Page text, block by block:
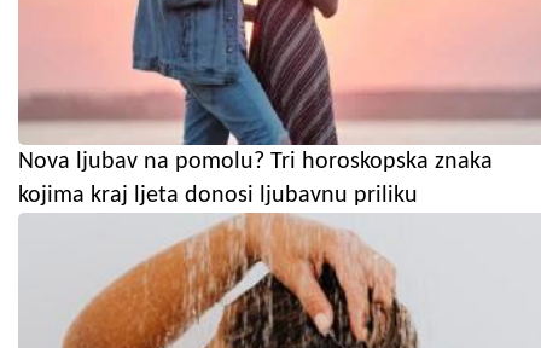
Nova ljubav na pomolu? Tri horoskopska znaka
kojima kraj ljeta donosi ljubavnu priliku